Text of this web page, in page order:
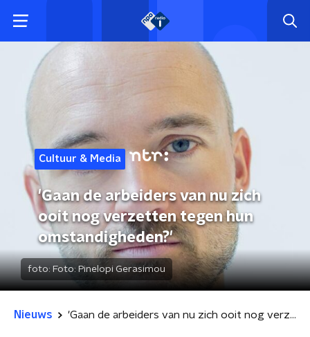
Cultuur & Media
'Gaan de arbeiders van nu zich
ooit nog verzetten tegen hun
omstandigheden?'
foto: Foto: Pinelopi Gerasimou
Nieuws 'Gaan de arbeiders van nu zich ooit nog verzetten tegen hun omstandigheden?'